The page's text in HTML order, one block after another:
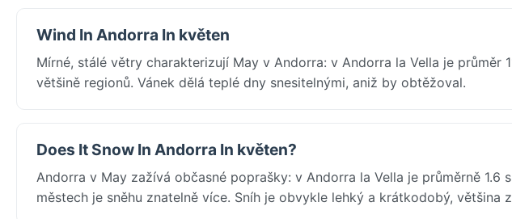
Wind In Andorra In květen
Mírné, stálé větry charakterizují May v Andorra: v Andorra la Vella je průměr
většině regionů. Vánek dělá teplé dny snesitelnými, aniž by obtěžoval.
Does It Snow In Andorra In květen?
Andorra v May zažívá občasné poprašky: v Andorra la Vella je průměrně 1.6
městech je sněhu znatelně více. Sníh je obvykle lehký a krátkodobý, většina